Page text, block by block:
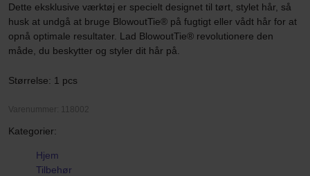
Dette eksklusive værktøj er specielt designet til tørt, stylet hår, så
husk at undgå at bruge BlowoutTie® på fugtigt eller vådt hår for at
opnå optimale resultater. Lad BlowoutTie® revolutionere den
måde, du beskytter og styler dit hår på.
Størrelse: 1 pcs
Varenummer: 118002
Kategorier:
Hjem
Tilbehør